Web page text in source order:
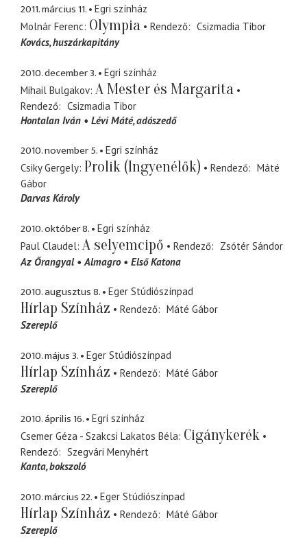
2011. március 11.
Egri színház
Molnár Ferenc Olympia Rendező
Csizmadia Tibor
Kovács huszárkapitány
2010. december 3.
Egri színház
Mihail Bulgakov A Mester és Margarita
Rendező
Csizmadia Tibor
Hontalan Iván
Lévi Máté adószedő
2010. november 5.
Egri színház
Csiky Gergely Prolik (Ingyenélők) Rendező
Máté
Gábor
Darvas Károly
2010. október 8.
Egri színház
Paul Claudel A selyemcipő Rendező
Zsótér Sándor
Az Őrangyal
Almagro Első Katona
2010. augusztus 8. Eger Stúdiószínpad
Hírlap Színház Rendező
Máté Gábor
Szereplő
2010. május 3. Eger Stúdiószínpad
Hírlap Színház Rendező
Máté Gábor
Szereplő
2010. április 16.
Egri színház
Csemer Géza - Szakcsi Lakatos Béla Cigánykerék
Rendező
Szegvári Menyhért
Kanta bokszoló
2010. március 22. Eger Stúdiószínpad
Hírlap Színház Rendező
Máté Gábor
Szereplő